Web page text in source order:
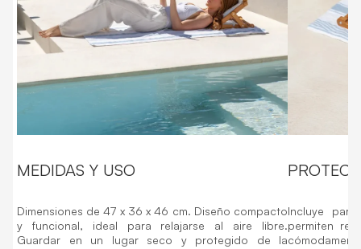
MEDIDAS Y USO
Dimensiones de 47 x 36 x 46 cm. Diseño compacto
y funcional, ideal para relajarse al aire libre.
Guardar en un lugar seco y protegido de la
Incluye
permiten